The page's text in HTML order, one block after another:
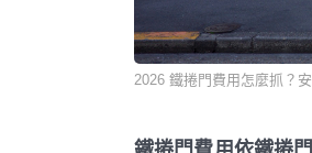
2026 鐵捲門費用怎麼抓？